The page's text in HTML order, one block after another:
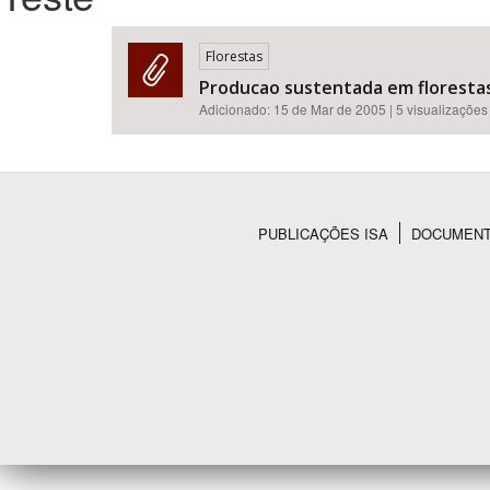
Área de Levantamento
Florestas
Producao sustentada em
Adicionado: 15 de Mar de 2005 | 5 visualizações
PUBLICAÇÕES ISA